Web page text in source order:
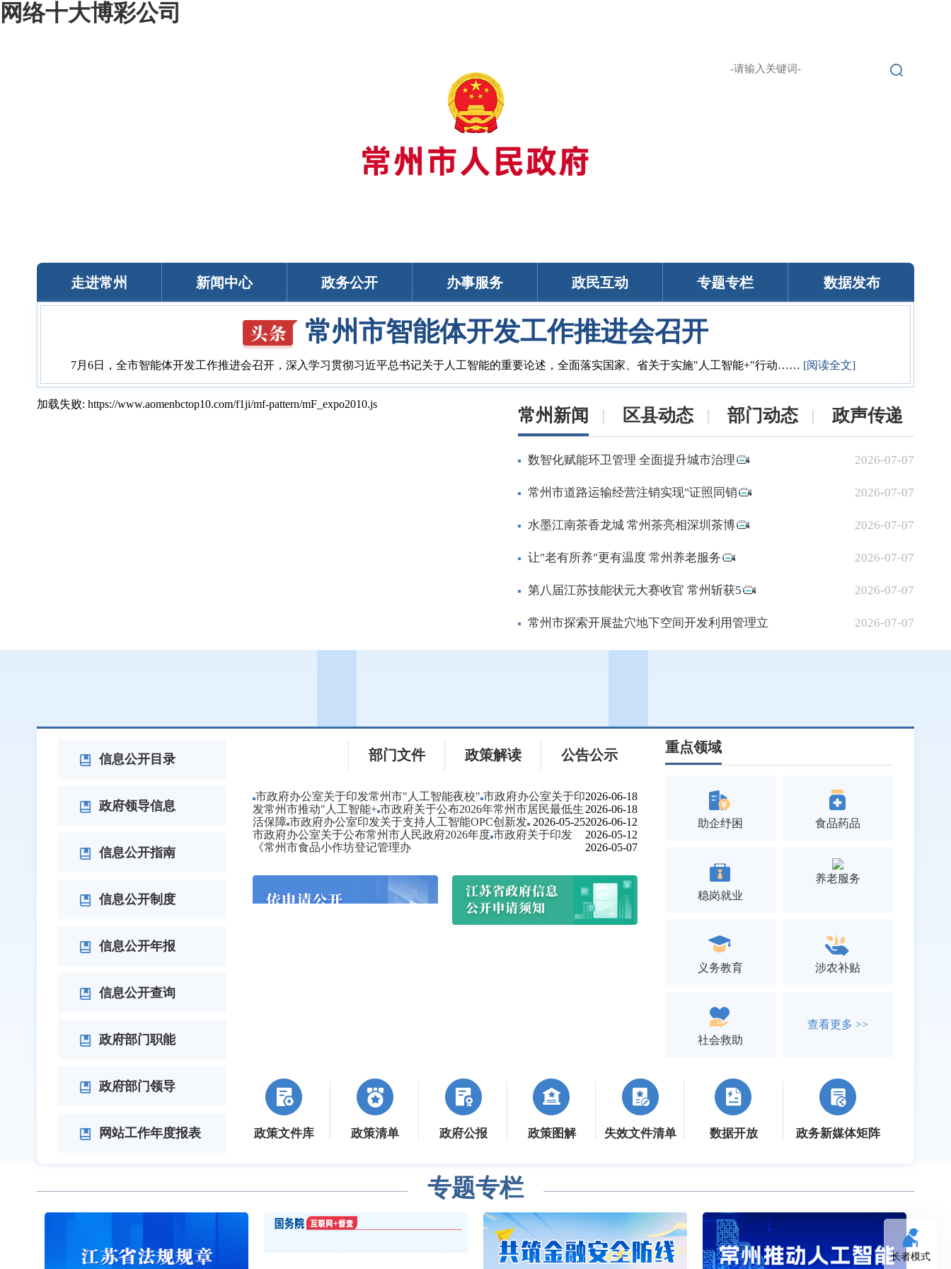
网络十大博彩公司
走进常州 新闻中心 政务公开 办事服务 政民互动 专题专栏 数据发布
常州市智能体开发工作推进会召开
7月6日，全市智能体开发工作推进会召开，深入学习贯彻习近平总书记关于人工智能的重要论述，全面落实国家、省关于实施"人工智能+"行动…… [阅读全文]
加载失败: https://www.aomenbctop10.com/f1ji/mf-pattern/mF_expo2010.js
常州新闻 区县动态 部门动态 政声传递
数智化赋能环卫管理 全面提升城市治理 2026-07-07
常州市道路运输经营注销实现"证照同销 2026-07-07
水墨江南茶香龙城 常州茶亮相深圳茶博 2026-07-07
让"老有所养"更有温度 常州养老服务 2026-07-07
第八届江苏技能状元大赛收官 常州斩获5 2026-07-07
常州市探索开展盐穴地下空间开发利用管理立 2026-07-07
信息公开目录
政府领导信息
信息公开指南
信息公开制度
信息公开年报
信息公开查询
政府部门职能
政府部门领导
网站工作年度报表
部门文件 政策解读 公告公示
市政府办公室关于印发常州市"人工智能夜校" 2026-06-18
市政府办公室关于印
发常州市推动"人工智能+
2026-06-18
市政府关于公布2026年常州市居民最低生
活保障
2026-06-12
市政府办公室印发关于支持人工智能OPC创新发 2026-05-25
市政府办公室关于公布常州市人民政府2026年度
2026-05-12
市政府关于印发
《常州市食品小作坊登记管理办
2026-05-07
重点领域
助企纾困 食品药品
稳岗就业
养老服务
义务教育 涉农补贴
社会救助
查看更多 >>
政策文件库 政策清单 政府公报 政策图解 失效文件清单 数据开放 政务新媒体矩阵
专题专栏
长者模式